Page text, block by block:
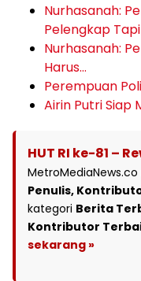
Nurhasanah:
Pelengkap
Nurhasanah:
Harus…
Perempuan
Airin Putri Siap
HUT RI ke-81 –
Penulis,
kategori Berita
Kontributor
sekarang »